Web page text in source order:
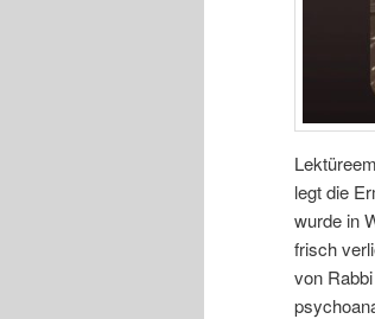
legt die
wurde in
frisch
von